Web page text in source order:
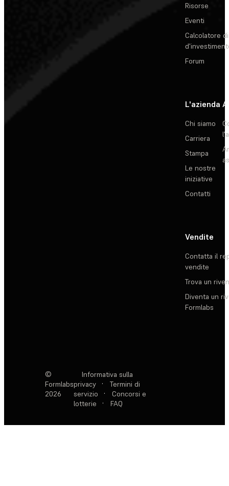
Risorse
Eventi
Calcolatore
Forum
L'azienda
Chi siamo
Carriera
Stampa
Le nostre
iniziative
Contatti
Vendite
Contatta il
vendite
Trova un
Diventa un
Formlabs
©
Formlabs
2026
Informativa sulla
privacy
·
Termini di
servizio
·
Concorsi e
lotterie
· FAQ